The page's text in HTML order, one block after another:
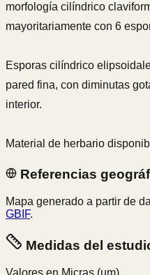
morfología cilíndrico
mayoritariamente con 6
Esporas cilíndrico
pared fina, con diminutas
interior.
Material de herbario
Referencias
Mapa generado a partir de
GBIF.
Medidas del